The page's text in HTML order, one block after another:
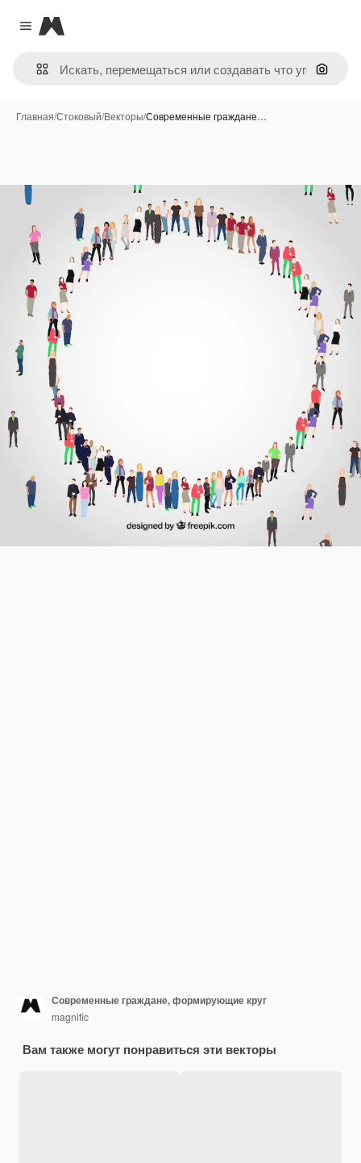
Close menu
Magnific
Поиск
Главная/Стоковый/Векторы/Современные граждане…
Современные граждане, формирующие круг
magnific
Вам также могут понравиться эти векторы